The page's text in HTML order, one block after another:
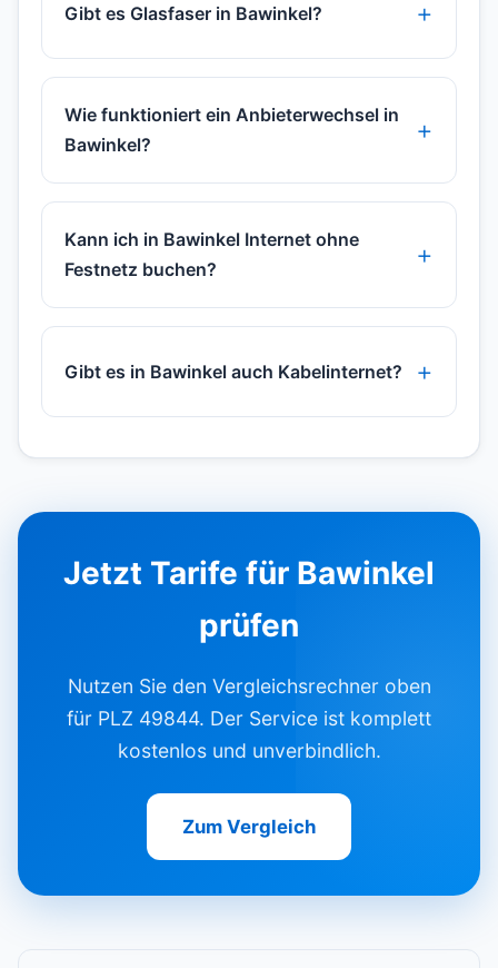
Gibt es Glasfaser in Bawinkel?
Wie funktioniert ein Anbieterwechsel in
Bawinkel?
Kann ich in Bawinkel Internet ohne
Festnetz buchen?
Gibt es in Bawinkel auch Kabelinternet?
Jetzt Tarife für Bawinkel
prüfen
Nutzen Sie den Vergleichsrechner oben
für PLZ 49844. Der Service ist komplett
kostenlos und unverbindlich.
Zum Vergleich